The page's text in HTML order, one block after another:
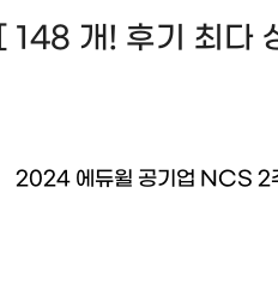
[ 148 개! 후기 최다
2024 에듀윌 공기업 NCS 2